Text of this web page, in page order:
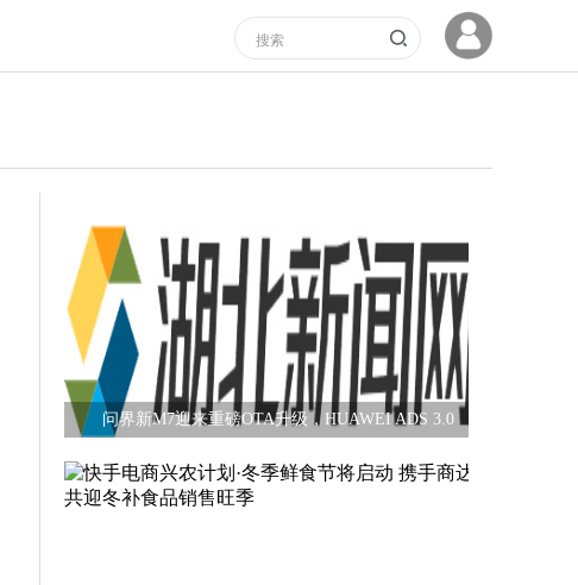
问界新M7迎来重磅OTA升级，HUAWEI ADS 3.0